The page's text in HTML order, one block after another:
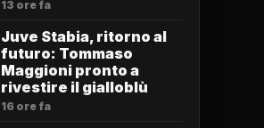
13 ore fa
Juve Stabia, ritorno al
futuro: Tommaso
Maggioni pronto a
rivestire il gialloblù
16 ore fa